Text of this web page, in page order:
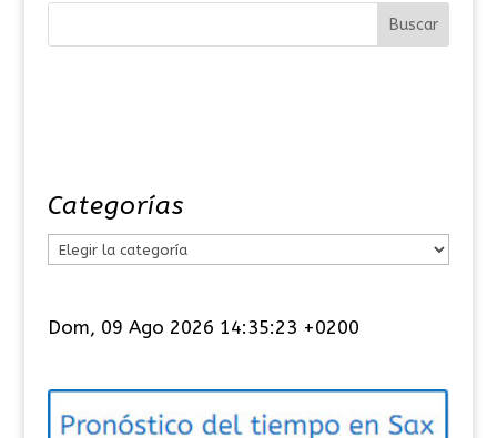
Categorías
e
o
Dom, 09 Ago 2026 14:35:24 +0200